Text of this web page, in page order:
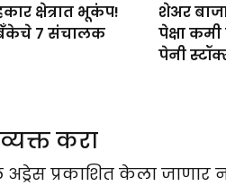
क्षेत्रात भूकंप!
बँकेचे 7 संचालक
शेअर
पेक्षा
पेनी
व्यक्त करा
प्रकाशित केला जाणार